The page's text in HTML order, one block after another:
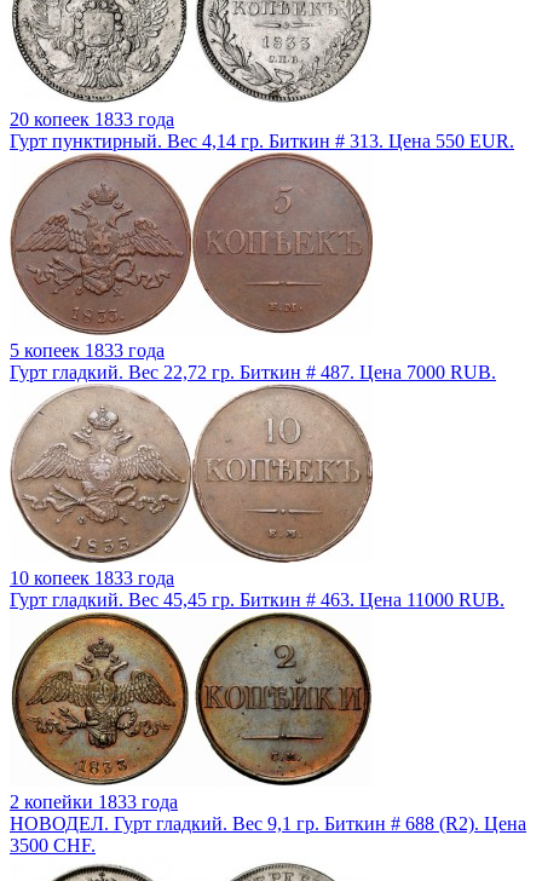
20 копеек 1833 года
Гурт пунктирный. Вес 4,14 гр. Биткин # 313. Цена 550 EUR.
5 копеек 1833 года
Гурт гладкий. Вес 22,72 гр. Биткин # 487. Цена 7000 RUB.
10 копеек 1833 года
Гурт гладкий. Вес 45,45 гр. Биткин # 463. Цена 11000 RUB.
2 копейки 1833 года
НОВОДЕЛ. Гурт гладкий. Вес 9,1 гр. Биткин # 688 (R2). Цена
3500 CHF.